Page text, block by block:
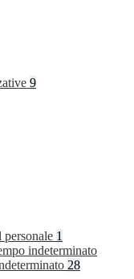
9
personale 1
indeterminato
28